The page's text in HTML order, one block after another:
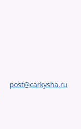
post@carkysha.ru